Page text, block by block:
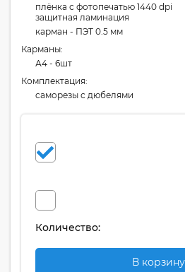
плёнка с фотопечатью 1440 dpi
защитная ламинация
карман - ПЭТ 0.5 мм
Карманы:
А4 - 6шт
Комплектация:
cаморезы с дюбелями
Количество:
В корзину